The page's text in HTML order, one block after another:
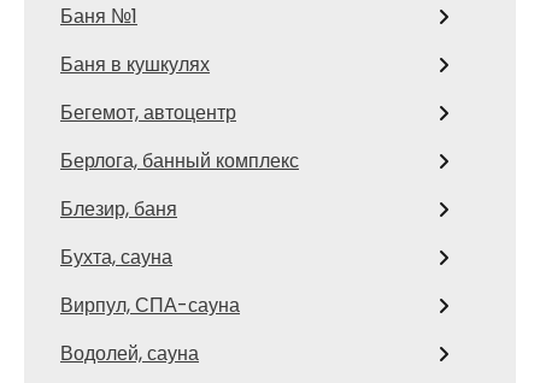
Баня №1
Баня в кушкулях
Бегемот, автоцентр
Берлога, банный комплекс
Блезир, баня
Бухта, сауна
Вирпул, СПА-сауна
Водолей, сауна